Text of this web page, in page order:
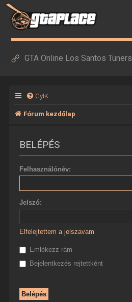
GTA Online Los Santos Tuners
GyIK
Fórum kezdőlap
BELÉPÉS
Felhasználónév:
Jelszó:
Elfelejtettem a jelszavam
Emlékezz rám
Bejelentkezés rejtettként